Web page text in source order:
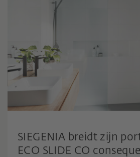
SIEGENIA breidt zijn
ECO SLIDE CO